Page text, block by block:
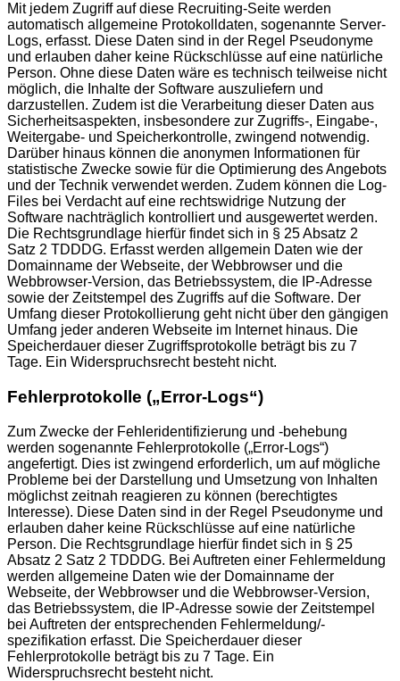
Mit jedem Zugriff auf diese Recruiting-Seite werden
automatisch allgemeine Protokolldaten, sogenannte Server-
Logs, erfasst. Diese Daten sind in der Regel Pseudonyme
und erlauben daher keine Rückschlüsse auf eine natürliche
Person. Ohne diese Daten wäre es technisch teilweise nicht
möglich, die Inhalte der Software auszuliefern und
darzustellen. Zudem ist die Verarbeitung dieser Daten aus
Sicherheitsaspekten, insbesondere zur Zugriffs-, Eingabe-,
Weitergabe- und Speicherkontrolle, zwingend notwendig.
Darüber hinaus können die anonymen Informationen für
statistische Zwecke sowie für die Optimierung des Angebots
und der Technik verwendet werden. Zudem können die Log-
Files bei Verdacht auf eine rechtswidrige Nutzung der
Software nachträglich kontrolliert und ausgewertet werden.
Die Rechtsgrundlage hierfür findet sich in § 25 Absatz 2
Satz 2 TDDDG. Erfasst werden allgemein Daten wie der
Domainname der Webseite, der Webbrowser und die
Webbrowser-Version, das Betriebssystem, die IP-Adresse
sowie der Zeitstempel des Zugriffs auf die Software. Der
Umfang dieser Protokollierung geht nicht über den gängigen
Umfang jeder anderen Webseite im Internet hinaus. Die
Speicherdauer dieser Zugriffsprotokolle beträgt bis zu 7
Tage. Ein Widerspruchsrecht besteht nicht.
Fehlerprotokolle („Error-Logs“)
Zum Zwecke der Fehleridentifizierung und -behebung
werden sogenannte Fehlerprotokolle („Error-Logs“)
angefertigt. Dies ist zwingend erforderlich, um auf mögliche
Probleme bei der Darstellung und Umsetzung von Inhalten
möglichst zeitnah reagieren zu können (berechtigtes
Interesse). Diese Daten sind in der Regel Pseudonyme und
erlauben daher keine Rückschlüsse auf eine natürliche
Person. Die Rechtsgrundlage hierfür findet sich in § 25
Absatz 2 Satz 2 TDDDG. Bei Auftreten einer Fehlermeldung
werden allgemeine Daten wie der Domainname der
Webseite, der Webbrowser und die Webbrowser-Version,
das Betriebssystem, die IP-Adresse sowie der Zeitstempel
bei Auftreten der entsprechenden Fehlermeldung/-
spezifikation erfasst. Die Speicherdauer dieser
Fehlerprotokolle beträgt bis zu 7 Tage. Ein
Widerspruchsrecht besteht nicht.